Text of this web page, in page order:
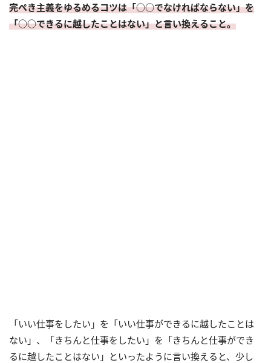
完ぺき主義をゆるめるコツは「○○でなければならない」を
「○○できるに越したことはない」と言い換えること。
「いい仕事をしたい」を「いい仕事ができるに越したことは
ない」、「きちんと仕事をしたい」を「きちんと仕事ができ
るに越したことはない」といったように言い換えると、少し